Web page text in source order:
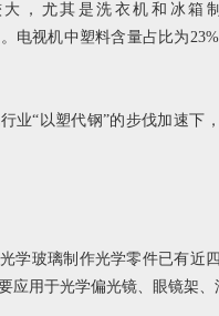
，尤其是洗衣机和冰箱
电视机中塑料含量占比为
业“以塑代钢”的步伐加速下
学玻璃制作光学零件已有近
应用于光学偏光镜、眼镜架、